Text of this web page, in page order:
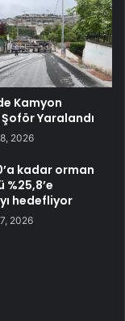
Kamyon
Yaralandı
2026
kadar orman
hedefliyor
2026